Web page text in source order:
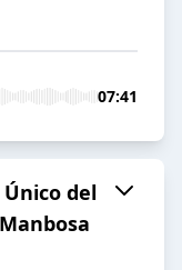
07:41
del